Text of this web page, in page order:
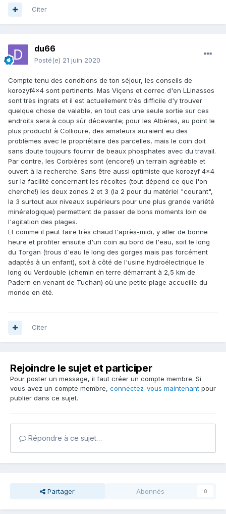
Citer
du66
Posté(e) 21 juin 2020
Compte tenu des conditions de ton séjour, les conseils de
korozyf4x4 sont pertinents. Mas Viçens et correc d'en LLinassos
sont très ingrats et il est actuellement très difficile d'y trouver
quelque chose de valable, en tout cas une seule sortie sur ces
endroits sera à coup sûr décevante; pour les Albères, au point le
plus productif à Collioure, des amateurs auraient eu des
problèmes avec le propriétaire des parcelles, mais le coin doit
sans doute toujours fournir de beaux phosphates avec du travail.
Par contre, les Corbières sont (encore!) un terrain agréable et
ouvert à la recherche. Sans être aussi optimiste que korozyf 4x4
sur la facilité concernant les récoltes (tout dépend ce que l'on
cherche!) les deux zones 2 et 3 (la 2 pour du matériel "courant",
la 3 surtout aux niveaux supérieurs pour une plus grande variété
minéralogique) permettent de passer de bons moments loin de
l'agitation des plages.
Et comme il peut faire très chaud l'après-midi, y aller de bonne
heure et profiter ensuite d'un coin au bord de l'eau, soit le long
du Torgan (trous d'eau le long des gorges mais pas forcément
adaptés à un enfant), soit à côté de l'usine hydroélectrique le
long du Verdouble (chemin en terre démarrant à 2,5 km de
Padern en venant de Tuchan) où une petite plage accueille du
monde en été.
Citer
Rejoindre le sujet et participer
Pour poster un message, il faut créer un compte membre. Si
vous avez un compte membre, connectez-vous maintenant pour
publier dans ce sujet.
Répondre à ce sujet…
Partager Abonnés 0